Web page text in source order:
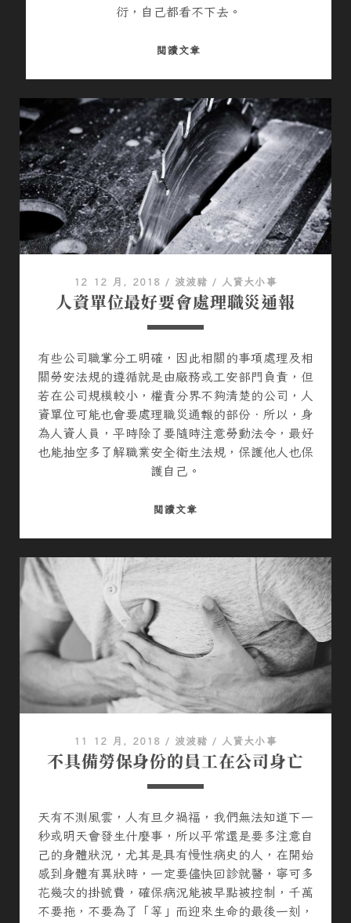
衍，自己都看不下去。
閱讀文章
8
溪
阿
趴
趴
走
之
旅
之
葉
家
年
度
小
旅
D
A
12 12 月, 2018 / 波波豬 / 人資大小事
人資單位最好要會處理職災通報
有些公司職掌分工明確，因此相關的事項處理及相
關勞安法規的遵循就是由廠務或工安部門負責，但
若在公司規模較小，權責分界不夠清楚的公司，人
資單位可能也會要處理職災通報的部份．所以，身
為人資人員，平時除了要隨時注意勞動法令，最好
也能抽空多了解職業安全衛生法規，保護他人也保
護自己。
閱讀文章
位
好
要
會
處
職
災
通
報
11 12 月, 2018 / 波波豬 / 人資大小事
不具備勞保身份的員工在公司身亡
天有不測風雲，人有旦夕禍福，我們無法知道下一
秒或明天會發生什麼事，所以平常還是要多注意自
己的身體狀況，尤其是具有慢性病史的人，在開始
感到身體有異狀時，一定要儘快回診就醫，寧可多
花幾次的掛號費，確保病況能被早點被控制，千萬
不要拖，不要為了「等」而迎來生命的最後一刻，